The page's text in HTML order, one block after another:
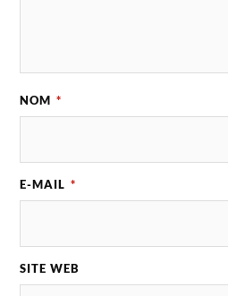
NOM *
E-MAIL *
SITE WEB